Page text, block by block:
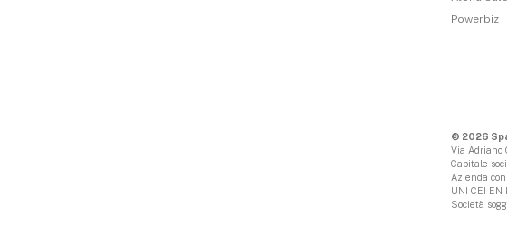
Powerbiz
© 2026
Via Adriano
Capitale
Azienda
UNI CEI EN
Società